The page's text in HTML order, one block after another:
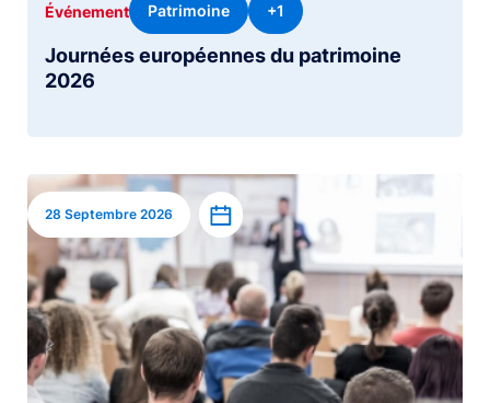
Journées européennes du patrimoine
2026
Événement Patrimoine +1
Image
28 Septembre 2026 Ajouter à l’agenda